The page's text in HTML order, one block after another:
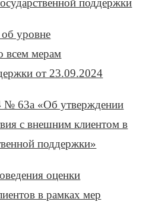
поддержки
уровне
всем мерам
от 23.09.2024
№ 63а «Об утверждении
с внешним клиентом в
поддержки»
оценки
в рамках мер